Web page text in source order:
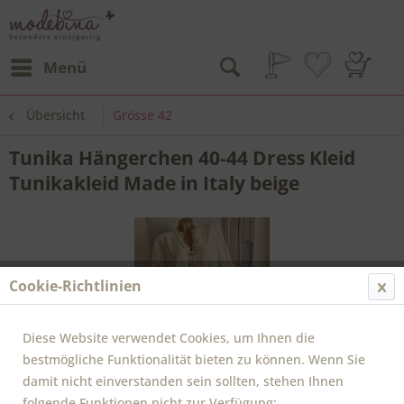
Menü
Übersicht Grösse 42
Tunika Hängerchen 40-44 Dress Kleid
Tunikakleid Made in Italy beige
Cookie-Richtlinien
Diese Website verwendet Cookies, um Ihnen die
bestmögliche Funktionalität bieten zu können. Wenn Sie
damit nicht einverstanden sein sollten, stehen Ihnen